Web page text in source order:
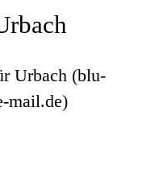
Urbach (blu-
mail.de)